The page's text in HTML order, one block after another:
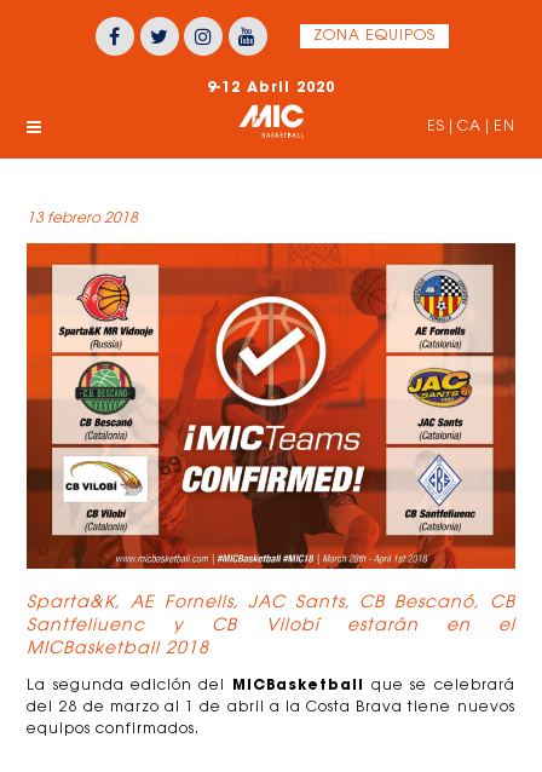
ZONA EQUIPOS
9-12 Abril 2020
ES CA EN
13 febrero 2018
Sparta&K, AE Fornells, JAC Sants, CB Bescanó, CB
Santfeliuenc y CB Vilobí estarán en el
MICBasketball 2018
La segunda edición del MICBasketball
que se celebrará
del 28 de marzo al 1 de abril a la Costa Brava tiene nuevos
equipos confirmados.